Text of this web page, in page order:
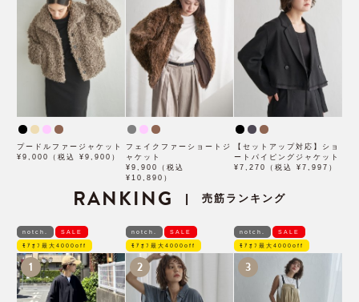
プードルファージャケット
¥9,000（税込 ¥9,900）
フェイクファーショートジ
ャケット
¥9,900（税込
¥10,890）
【セットアップ対応】ショ
ートパイピングジャケット
¥7,270（税込 ¥7,997）
RANKING | 売筋ランキング
notch. SALE
ﾓｱｵﾌ最大4000off
1
notch. SALE
ﾓｱｵﾌ最大4000off
2
notch. SALE
ﾓｱｵﾌ最大4000off
3